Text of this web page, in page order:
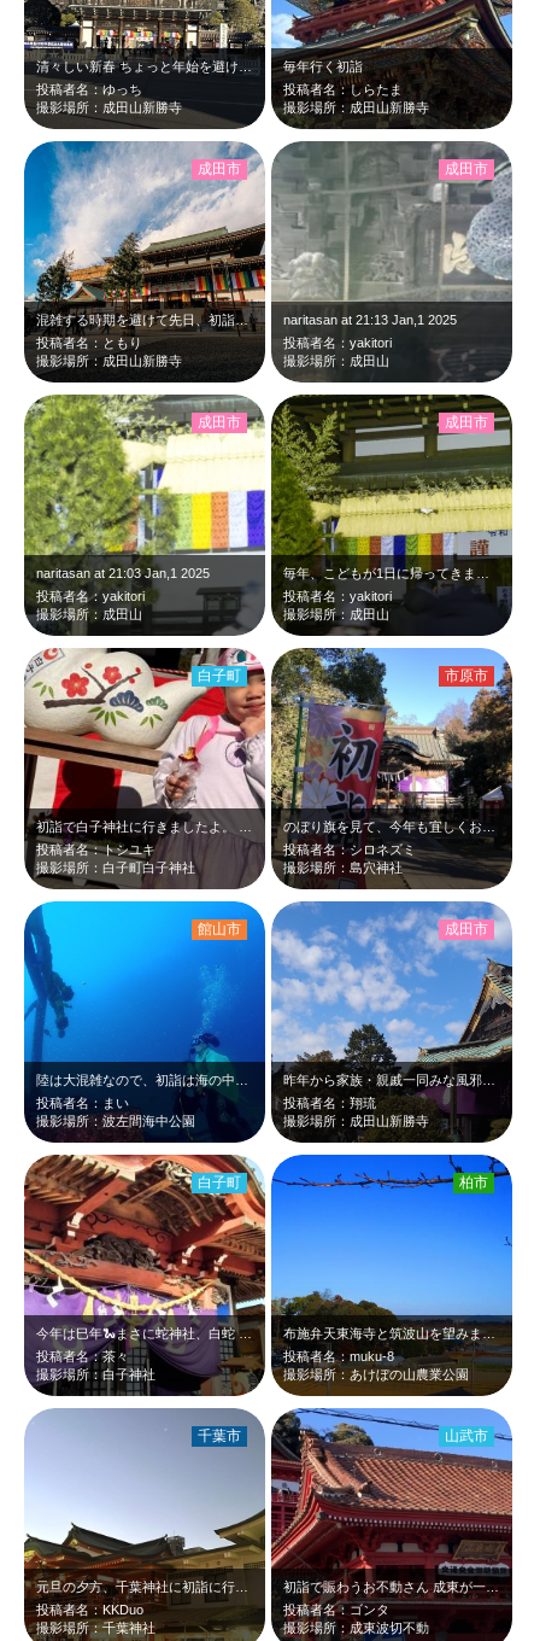
清々しい新春 ちょっと年始を避けるだけで、朝はすきすき！
投稿者名：ゆっち
撮影場所：成田山新勝寺
毎年行く初詣
投稿者名：しらたま
撮影場所：成田山新勝寺
混雑する時期を避けて先日、初詣に行ってきました。
投稿者名：ともり
撮影場所：成田山新勝寺
成田市
naritasan at 21:13 Jan,1 2025
投稿者名：yakitori
撮影場所：成田山
成田市
naritasan at 21:03 Jan,1 2025
投稿者名：yakitori
撮影場所：成田山
成田市
投稿者名：yakitori
撮影場所：成田山
成田市
投稿者名：トシユキ
撮影場所：白子町白子神社
白子町
のぼり旗を見て、今年も宜しくお願いします。と、しみじみ感じる朝です。
投稿者名：シロネズミ
撮影場所：島穴神社
市原市
投稿者名：まい
撮影場所：波左間海中公園
館山市
昨年から家族・親戚一同みな風邪引きでしたが、なんとか無事に初詣に行けました。
投稿者名：翔琉
撮影場所：成田山新勝寺
成田市
今年は巳年🐍まさに蛇神社、白蛇 お詣りに❗️
投稿者名：茶々
撮影場所：白子神社
白子町
布施弁天東海寺と筑波山を望みます。 良い気が流れていました。
投稿者名：muku-8
撮影場所：あけぼの山農業公園
柏市
元旦の夕方、千葉神社に初詣に行ってきました。参拝客が多かったです。
投稿者名：KKDuo
撮影場所：千葉神社
千葉市
初詣で賑わうお不動さん 成東が一望できます
投稿者名：ゴンタ
撮影場所：成東波切不動
山武市